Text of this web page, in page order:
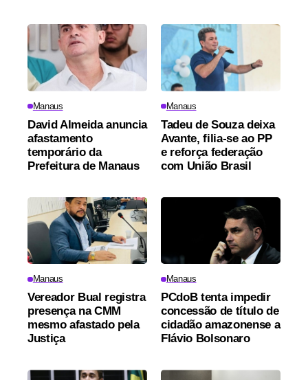
Manaus
David Almeida anuncia
afastamento
temporário da
Prefeitura de Manaus
Manaus
Tadeu de Souza deixa
Avante, filia-se ao PP
e reforça federação
com União Brasil
Manaus
Vereador Bual registra
presença na CMM
mesmo afastado pela
Justiça
Manaus
PCdoB tenta impedir
concessão de título de
cidadão amazonense a
Flávio Bolsonaro